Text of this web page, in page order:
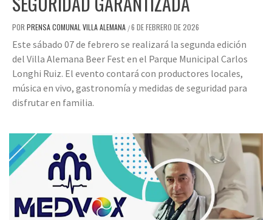
POR PRENSA COMUNAL VILLA ALEMANA /6 DE FEBRERO DE 2026
Este sábado 07 de febrero se realizará la segunda edición
del Villa Alemana Beer Fest en el Parque Municipal Carlos
Longhi Ruiz. El evento contará con productores locales,
música en vivo, gastronomía y medidas de seguridad para
disfrutar en familia.